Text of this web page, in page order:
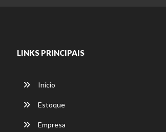
LINKS PRINCIPAIS
Início
Estoque
Empresa